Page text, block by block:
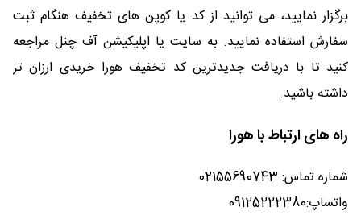
برگزار نمایید، می توانید از کد یا کوپن های تخفیف هنگام ثبت
سفارش استفاده نمایید. به سایت یا اپلیکیشن آف چنل مراجعه
کنید تا با دریافت جدیدترین کد تخفیف هورا خریدی ارزان تر
داشته باشید.
راه های ارتباط با هورا
شماره تماس: 02155690743
واتساپ:09125222380